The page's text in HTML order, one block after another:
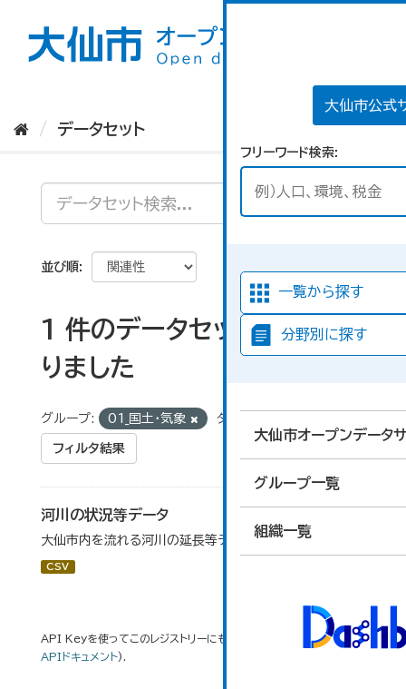
大仙市公式
フリーワード検索
一覧から探す
分野別に探す
大仙市オープンデータ
グループ一覧
組織一覧
データセット
並び順
1 件のデータセットが見つか
りました
グループ: 01_国土・気象 タグ:
フィルタ結果
河川の状況等データ
大仙市内を流れる河川の延長等データです。
CSV
API Keyを使ってこのレジストリーにもアクセス可能ですAPI(see
APIドキュメント).